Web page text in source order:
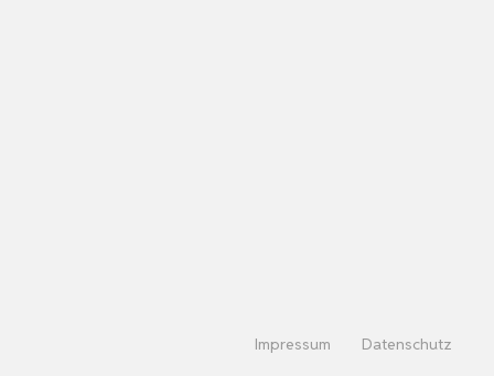
Impressum Datenschutz